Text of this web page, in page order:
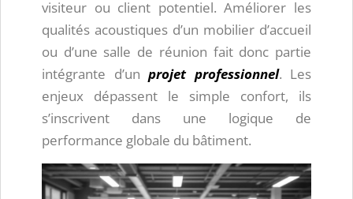
visiteur ou client potentiel. Améliorer les
qualités acoustiques d’un mobilier d’accueil
ou d’une salle de réunion fait donc partie
intégrante d’un projet professionnel. Les
enjeux dépassent le simple confort, ils
s’inscrivent dans une logique de
performance globale du bâtiment.